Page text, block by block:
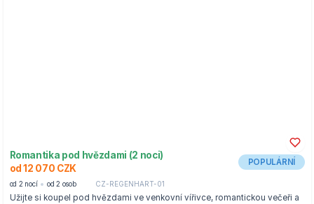
Romantika pod hvězdami (2 noci)
od 12 070 CZK
POPULÁRNÍ
od 2 nocí od 2 osob CZ-REGENHART-01
Užijte si koupel pod hvězdami ve venkovní vířivce, romantickou večeři a